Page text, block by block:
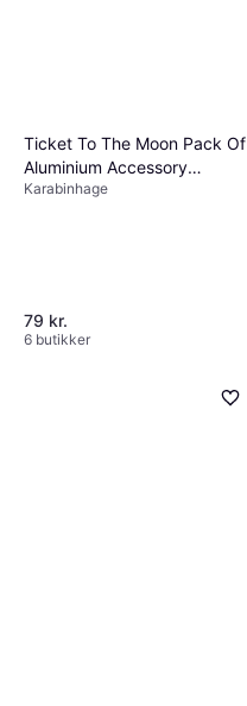
Ticket To The Moon Pack Of
Aluminium Accessory
Carabiners Black
Karabinhage
79 kr.
6 butikker